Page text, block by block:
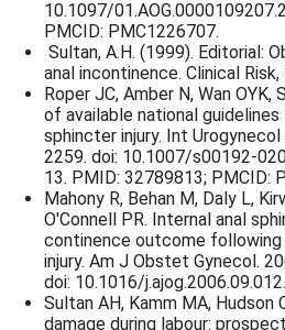
10.1097/
PMCID: PMC1226707.
Sultan, A.H. (1999). Editorial:
anal incontinence. Clinical
Roper JC, Amber N, Wan OYK,
of available national
sphincter injury. Int
2259. doi: 10.1007/s00192-
13. PMID: 32789813; PMCID:
Mahony R, Behan M, Daly L,
O'Connell PR. Internal anal
continence outcome
injury. Am J Obstet Gynecol.
doi: 10.1016/
Sultan AH, Kamm MA, Hudson
damage during labour: